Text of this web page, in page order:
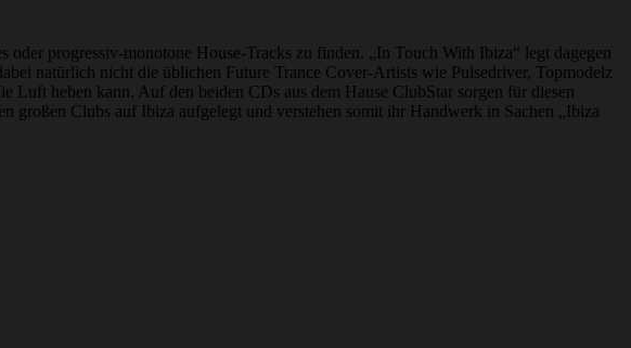
progressiv-monotone House-Tracks zu finden. „In Touch With Ibiza“ legt dagegen
natürlich nicht die üblichen Future Trance Cover-Artists wie Pulsedriver, Topmodelz
Luft heben kann. Auf den beiden CDs aus dem Hause ClubStar sorgen für diesen
großen Clubs auf Ibiza aufgelegt und verstehen somit ihr Handwerk in Sachen „Ibiza